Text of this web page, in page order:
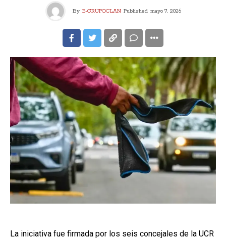
By E-GRUPOCLAN Published mayo 7, 2026
La iniciativa fue firmada por los seis concejales de la UCR